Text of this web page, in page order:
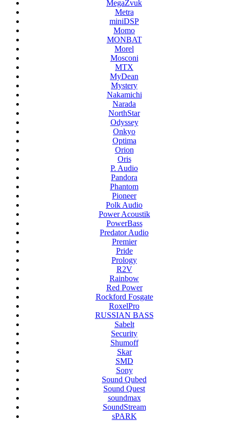
MegaZvuk
Metra
miniDSP
Momo
MONBAT
Morel
Mosconi
MTX
MyDean
Mystery
Nakamichi
Narada
NorthStar
Odyssey
Onkyo
Optima
Orion
Oris
P. Audio
Pandora
Phantom
Pioneer
Polk Audio
Power Acoustik
PowerBass
Predator Audio
Premier
Pride
Prology
R2V
Rainbow
Red Power
Rockford Fosgate
RoxelPro
RUSSIAN BASS
Sabelt
Security
Shumoff
Skar
SMD
Sony
Sound Qubed
Sound Quest
soundmax
SoundStream
sPARK